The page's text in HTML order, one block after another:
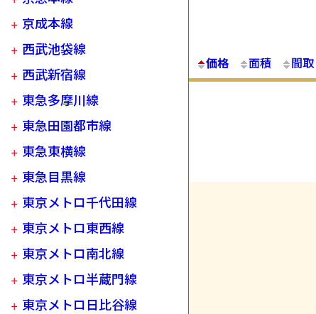
京成本線
西武池袋線
西武新宿線
東急多摩川線
東急田園都市線
東急東横線
東急目黒線
東京メトロ千代田線
東京メトロ東西線
東京メトロ南北線
東京メトロ半蔵門線
東京メトロ日比谷線
価格 面積 間取